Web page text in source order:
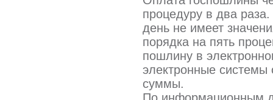
процедуру в два
день не имеет
порядка на пять
пошлину в
электронные системы
суммы.